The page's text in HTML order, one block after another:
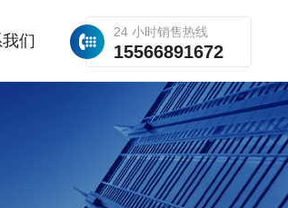
24 小时销售热线
15566891672
们